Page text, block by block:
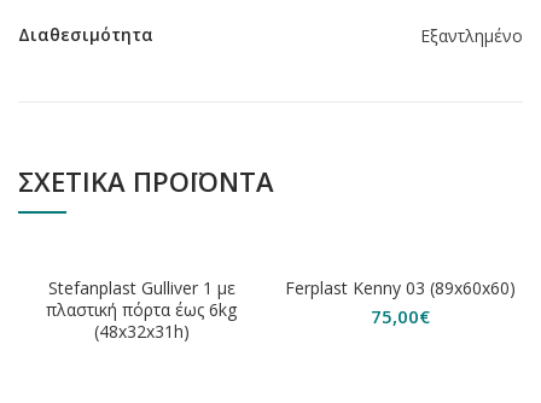
Διαθεσιμότητα Εξαντλημένο
ΣΧΕΤΙΚΆ ΠΡΟΪΌΝΤΑ
Stefanplast Gulliver 1 με
πλαστική πόρτα έως 6kg
(48x32x31h)
Ferplast Kenny 03 (89x60x60)
75,00€